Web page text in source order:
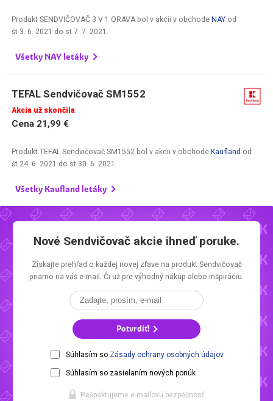
Produkt SENDVIČOVAČ 3 V 1 ORAVA bol v akcii v obchodeNAY od
št 3. 6. 2021 do st 7. 7. 2021
Všetky NAY letáky
TEFAL Sendvičovač SM1552
Akcia už skončila
Cena 21,99 €
Produkt TEFAL Sendvičovač SM1552 bol v akcii v obchodeKaufland od
št 24. 6. 2021 do st 30. 6. 2021
Všetky Kaufland letáky
Nové Sendvičovač akcie ihneď poruke.
Získajte prehľad o každej novej zľave na produkt Sendvičovač
priamo na váš e-mail. Či už pre výhodný nákup alebo inšpiráciu.
Potvrdiť!
Súhlasím so Zásady ochrany osobných údajov
Súhlasím so zasielaním nových ponúk
Rešpektujeme e-mailovú bezpečnosť.